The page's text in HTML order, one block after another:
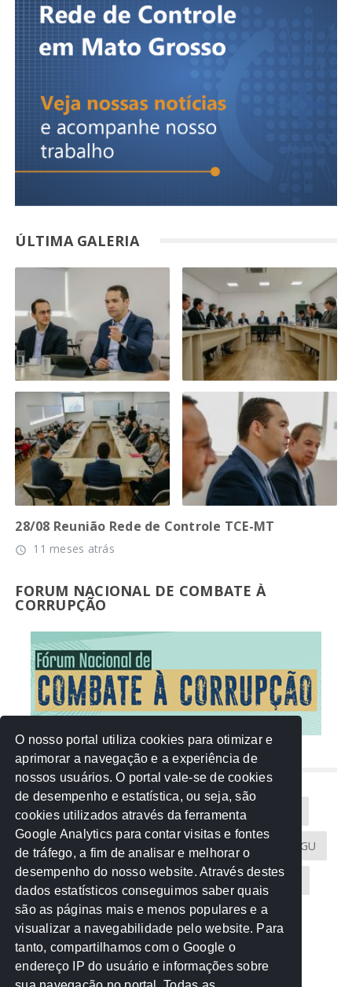
ÚLTIMA GALERIA
28/08 Reunião Rede de Controle TCE-MT
access_time 11 meses atrás
FORUM NACIONAL DE COMBATE À
CORRUPÇÃO
NUVEM DE TAGS
Acontece na Rede AGU AMM
Atricon Audicom CAU-MT CGU
CREA-MT Eventos MPC-MT MPE-MT
MPF Notícias PF PGE-MT PGR
Receita Federal Sem categoria
TCE-MT TCU TRE
O nosso portal utiliza cookies para otimizar e
aprimorar a navegação e a experiência de
nossos usuários. O portal vale-se de cookies
de desempenho e estatística, ou seja, são
cookies utilizados através da ferramenta
Google Analytics para contar visitas e fontes
de tráfego, a fim de analisar e melhorar o
desempenho do nosso website. Através destes
dados estatísticos conseguimos saber quais
são as páginas mais e menos populares e a
visualizar a navegabilidade pelo website. Para
tanto, compartilhamos com o Google o
endereço IP do usuário e informações sobre